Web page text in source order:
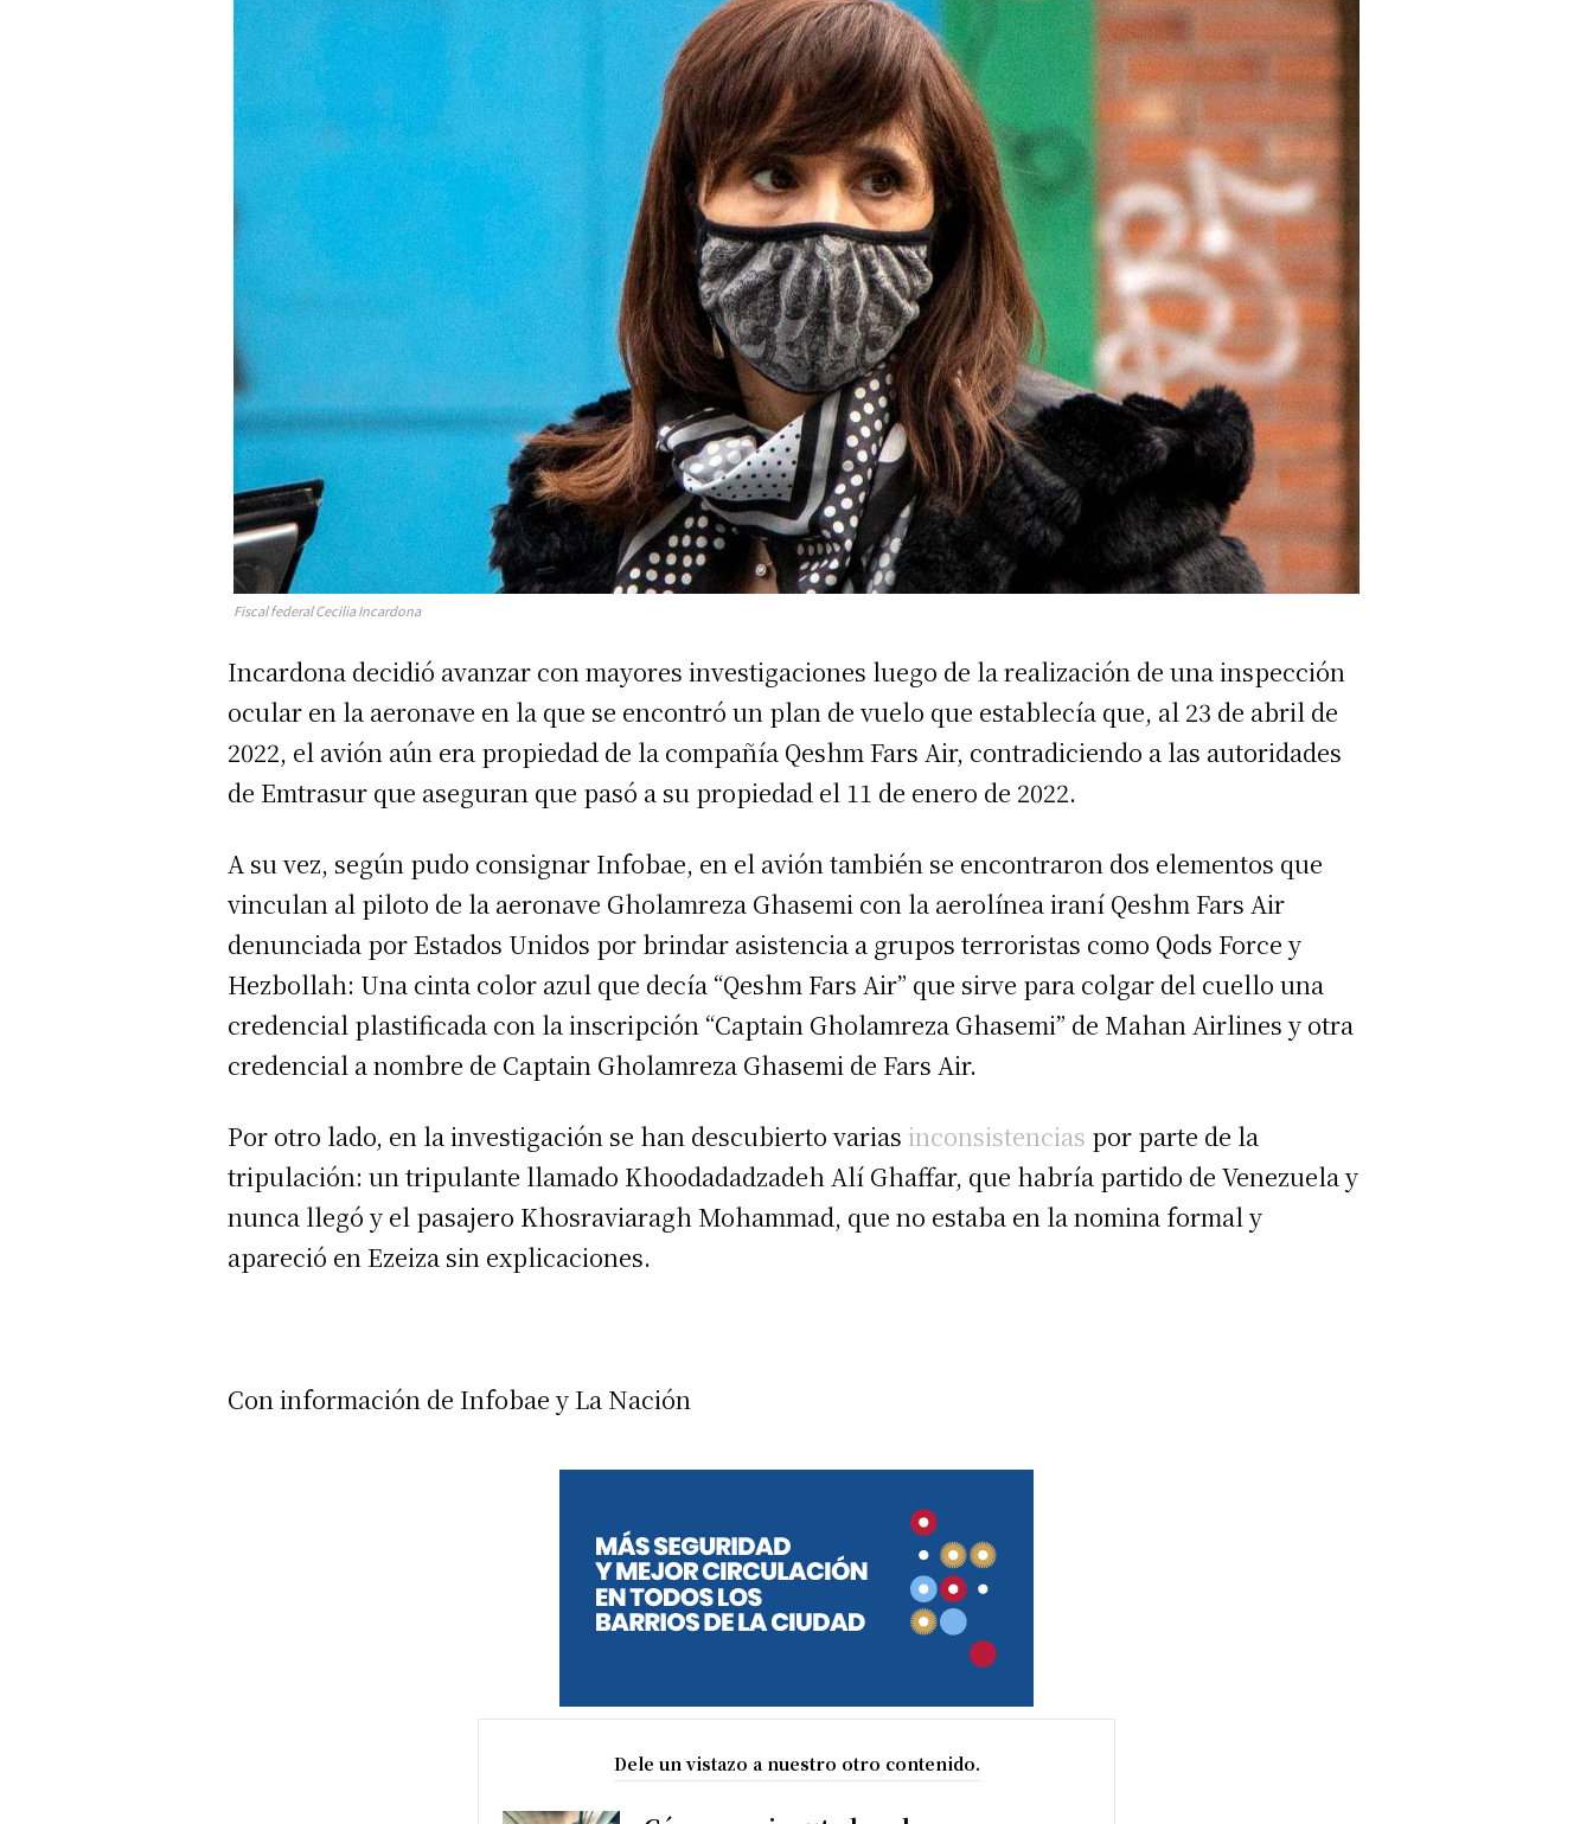
Fiscal federal Cecilia Incardona
Incardona decidió avanzar con mayores investigaciones luego de la realización de una inspección
ocular en la aeronave en la que se encontró un plan de vuelo que establecía que, al 23 de abril de
2022, el avión aún era propiedad de la compañía Qeshm Fars Air, contradiciendo a las autoridades
de Emtrasur que aseguran que pasó a su propiedad el 11 de enero de 2022.
A su vez, según pudo consignar Infobae, en el avión también se encontraron dos elementos que
vinculan al piloto de la aeronave Gholamreza Ghasemi con la aerolínea iraní Qeshm Fars Air
denunciada por Estados Unidos por brindar asistencia a grupos terroristas como Qods Force y
Hezbollah: Una cinta color azul que decía “Qeshm Fars Air” que sirve para colgar del cuello una
credencial plastificada con la inscripción “Captain Gholamreza Ghasemi” de Mahan Airlines y otra
credencial a nombre de Captain Gholamreza Ghasemi de Fars Air.
Por otro lado, en la investigación se han descubierto varias inconsistencias por parte de la
tripulación: un tripulante llamado Khoodadadzadeh Alí Ghaffar, que habría partido de Venezuela y
nunca llegó y el pasajero Khosraviaragh Mohammad, que no estaba en la nomina formal y
apareció en Ezeiza sin explicaciones.
Con información de Infobae y La Nación
Dele un vistazo a nuestro otro contenido.